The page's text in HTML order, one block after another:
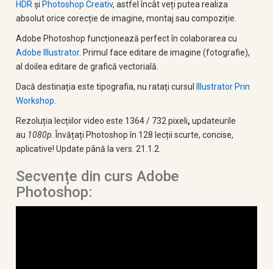
HDR și Photoshop Creativ, astfel încât veți putea realiza
absolut orice corecție de imagine, montaj sau compoziție.
Adobe Photoshop funcționează perfect în colaborarea cu
Adobe Illustrator. Primul face editare de imagine (fotografie),
al doilea editare de grafică vectorială.
Dacă destinația este tipografia, nu ratați cursul
Illustrator Prin
Workshop
Rezoluția lecțiilor video este 1364 / 732 pixeli, updateurile
au 1080p . Învățați Photoshop în 128 lecții scurte, concise,
aplicative! Update până la vers. 21.1.2.
Secvențe din curs Adobe
Photoshop: